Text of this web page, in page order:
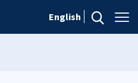
English